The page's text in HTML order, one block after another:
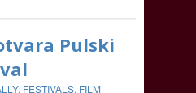
Pulski
, FESTIVALS, FILM